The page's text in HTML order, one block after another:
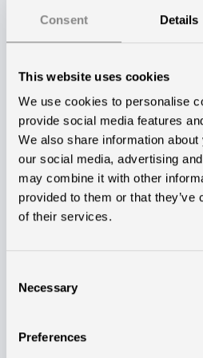
Consent Details
This website uses cookies
We use cookies to personalise
provide social media features
We also share information
our social media, advertising
may combine it with other
provided to them or that
of their services.
Selection
Necessary
Preferences
– både for patienten,
Dynamisk lys til
dagsbemandede
Dynamisk lys er en mindre
ofte kaldes
kelvin change og er
— På områder, hvor man kun
god løsning. Her er det